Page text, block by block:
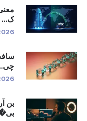
ک...
بن